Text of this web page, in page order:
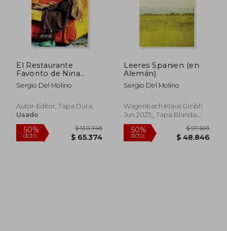
50%
dcto.
$ 107.463
$ 53.731
40%
dcto.
$
$
El Restaurante
Favorito de Nina
Hagen
Sergio Del Molino
Autor-Editor, Tapa Dura,
Usado
Leeres Spanien (en
Alemán)
Sergio Del Molino
Wagenbach Klaus Gmbh
Jun 2023,, Tapa Blanda,
Nuevo